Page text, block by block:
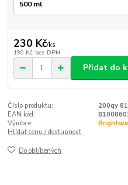
230 Kč/ks
190 Kč bez DPH
Přidat do
Číslo produktu:
200qy
EAN kód:
Výrobce:
Hlídat cenu / dostupnost
Do oblíbených